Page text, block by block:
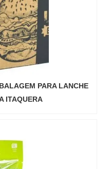
PARA LANCHE
ITAQUERA